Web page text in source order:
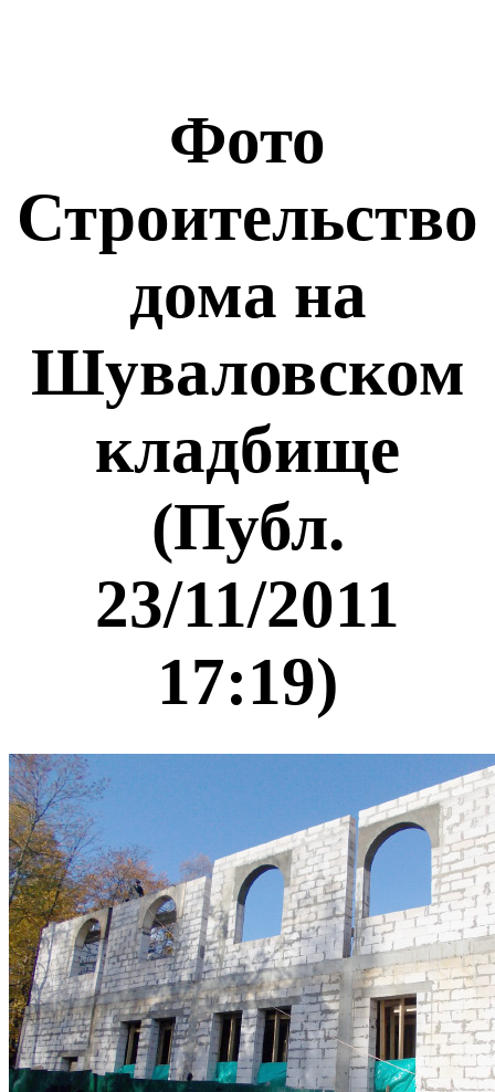
Фото
Строительство
дома на
Шуваловском
кладбище
(Публ.
23/11/2011
17:19)